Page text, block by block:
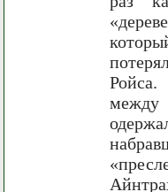
Ройса.
между